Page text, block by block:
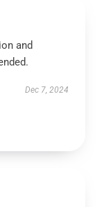
and
Dec 7, 2024